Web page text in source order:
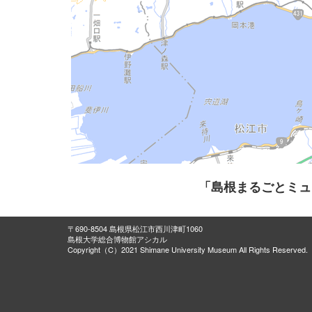
「島根まるごとミ
〒690-8504 島根県松江市西川津町1060
島根大学総合博物館アシカル
Copyright（C）2021 Shimane University Museum All Rights Reserved.